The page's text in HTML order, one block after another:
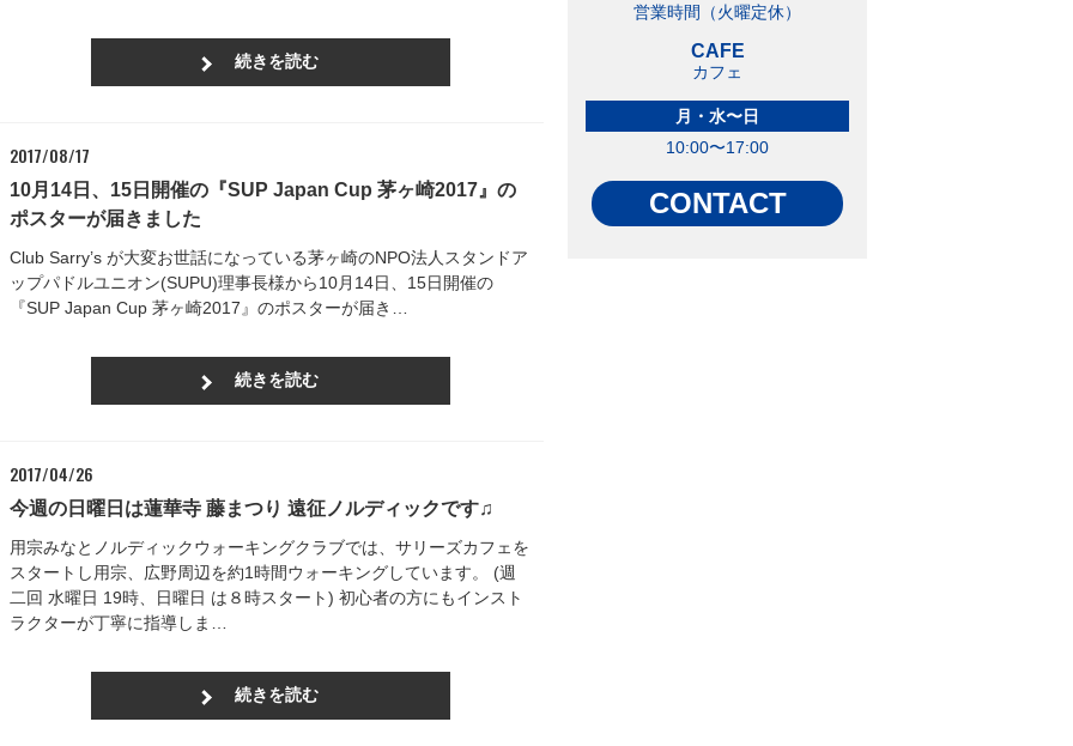
続きを読む
2017/08/17
10月14日、15日開催の『SUP Japan Cup 茅ヶ崎2017』の
ポスターが届きました
Club Sarry’s が大変お世話になっている茅ヶ崎のNPO法人スタンドア
ップパドルユニオン(SUPU)理事長様から10月14日、15日開催の
『SUP Japan Cup 茅ヶ崎2017』のポスターが届き…
続きを読む
2017/04/26
今週の日曜日は蓮華寺 藤まつり 遠征ノルディックです♫
用宗みなとノルディックウォーキングクラブでは、サリーズカフェを
スタートし用宗、広野周辺を約1時間ウォーキングしています。 (週
二回 水曜日 19時、日曜日 は８時スタート) 初心者の方にもインスト
ラクターが丁寧に指導しま…
続きを読む
営業時間（火曜定休）
CAFE
カフェ
月・水〜日
10:00〜17:00
CONTACT